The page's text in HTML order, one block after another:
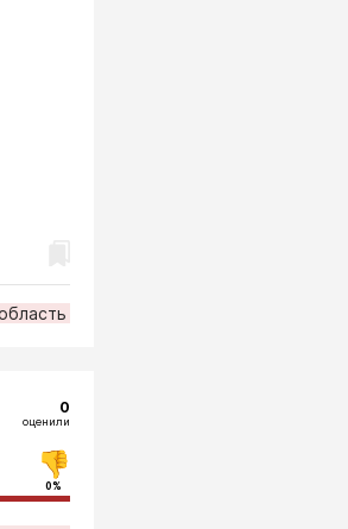
0
оценили
0%